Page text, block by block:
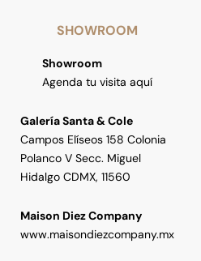
SHOWROOM
Showroom
Agenda tu visita aquí
Galería Santa & Cole
Campos Elíseos 158 Colonia
Polanco V Secc. Miguel
Hidalgo CDMX, 11560
Maison Diez Company
www.maisondiezcompany.mx